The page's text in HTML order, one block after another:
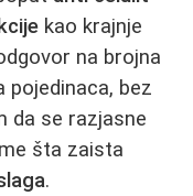
kao krajnje
na brojna
pojedinaca, bez
da se razjasne
šta zaista
.